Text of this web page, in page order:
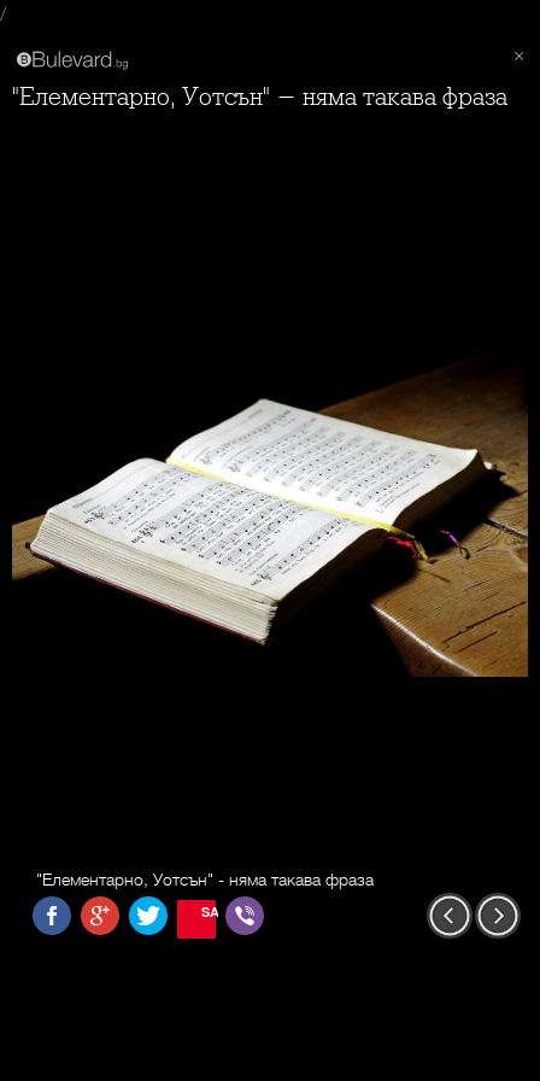
/
"Елементарно, Уотсън" - няма такава фраза
"Елементарно, Уотсън" - няма такава фраза
SAVE